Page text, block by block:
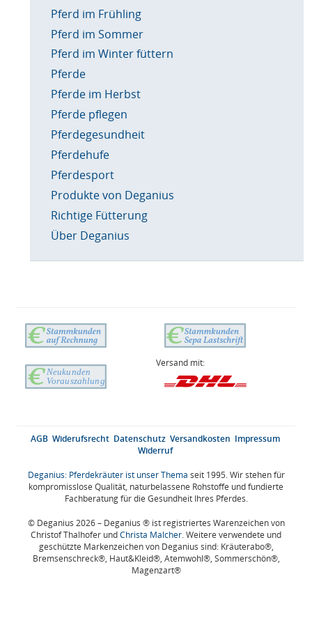
Pferd im Frühling
Pferd im Sommer
Pferd im Winter füttern
Pferde
Pferde im Herbst
Pferde pflegen
Pferdegesundheit
Pferdehufe
Pferdesport
Produkte von Deganius
Richtige Fütterung
Über Deganius
Versand mit:
AGB Widerufsrecht Datenschutz Versandkosten Impressum
Widerruf
Deganius: Pferdekräuter ist unser Thema seit 1995. Wir stehen für
kompromisslose Qualität, naturbelassene Rohstoffe und fundierte
Fachberatung für die Gesundheit Ihres Pferdes.
© Deganius 2026 – Deganius ® ist registriertes Warenzeichen von
Christof Thalhofer undChrista Malcher. Weitere verwendete und
geschützte Markenzeichen von Deganius sind: Kräuterabo®,
Bremsenschreck®, Haut&Kleid®, Atemwohl®, Sommerschön®,
Magenzart®